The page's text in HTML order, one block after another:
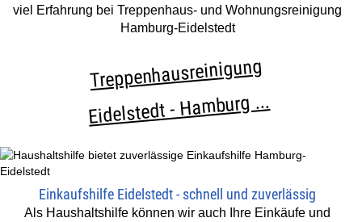
viel Erfahrung bei Treppenhaus- und Wohnungsreinigung
Hamburg-Eidelstedt
Treppenhausreinigung
Eidelstedt - Hamburg ...
Einkaufshilfe Eidelstedt - schnell und zuverlässig
Als Haushaltshilfe können wir auch Ihre Einkäufe und